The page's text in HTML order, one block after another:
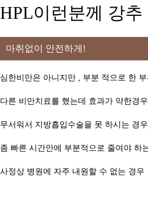
HPL이런분께 강추
마취없이 안전하게!
심한비만은 아니지만 , 부분 적으로 한
다른 비만치료를 했는데 효과가 약한경우
무서워서 지방흡입수술을 못 하시는 경우
좀 빠른 시간안에 부분적으로 줄여야 하
사정상 병원에 자주 내원할 수 없는 경우